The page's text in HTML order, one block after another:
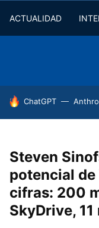
ACTUALIDAD
HOY SE HABLA DE
ChatGPT
Steven
potencial
cifras: 200
SkyDrive,